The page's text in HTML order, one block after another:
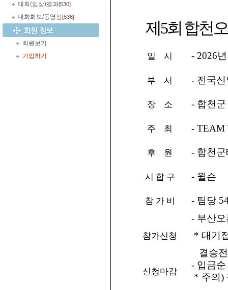
대회(입상)결과[530]
대회화보/동영상[536]
회원보기
가입하기
제5회 합천
일 시 - 2026
부 서 - 전국
장 소 - 합천
주 최 - TEAM
후 원 - 합천
시 합 구 - 윌슨
참 가 비 - 팀당
참가신청
- 부산
* 대기
결승
신청마감
- 입금
* 주의)